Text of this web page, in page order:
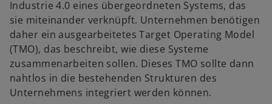
a
r
t
e
g
e
ö
Industrie 4.0 eines übergeordneten Systems, das
sie miteinander verknüpft. Unternehmen benötigen
daher ein ausgearbeitetes Target Operating Model
(TMO), das beschreibt, wie diese Systeme
zusammenarbeiten sollen. Dieses TMO sollte dann
nahtlos in die bestehenden Strukturen des
Unternehmens integriert werden können.